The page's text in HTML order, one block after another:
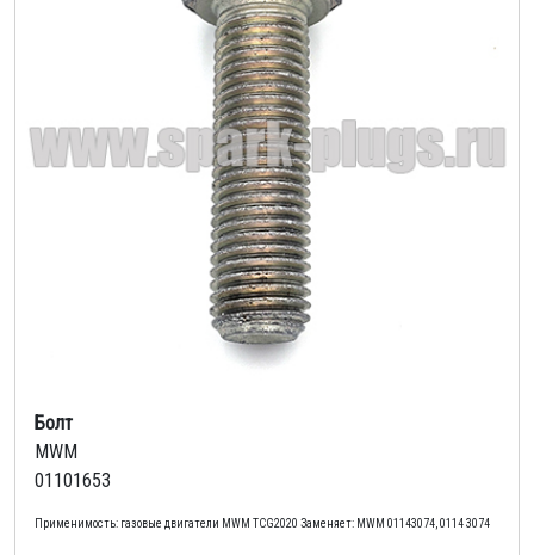
Болт
MWM
01101653
Применимость: газовые двигатели MWM TCG2020 Заменяет: MWM 01143074, 0114 3074